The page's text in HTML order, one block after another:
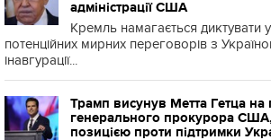
адміністрації США
Кремль намагається диктувати
потенційних мирних переговорів з
інавгурації...
Трамп висунув Метта Гетца на
генерального прокурора
позицією проти підтримки